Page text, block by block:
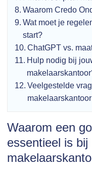
Waarom Credo
Wat moet je
start?
ChatGPT vs.
Hulp nodig bij
Veelgestelde
makelaarskantoor
Waarom een
essentieel is